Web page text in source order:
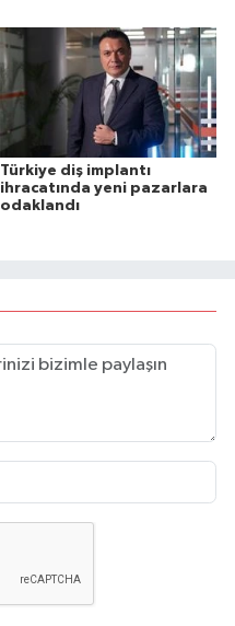
Türkiye diş implantı
ihracatında yeni pazarlara
odaklandı